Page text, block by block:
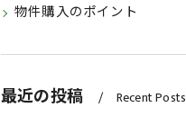
物件購入のポイント
最近の投稿 Recent Posts